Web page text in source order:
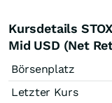
Kursdetails
Mid USD (Net
Börsenplatz
Letzter Kurs